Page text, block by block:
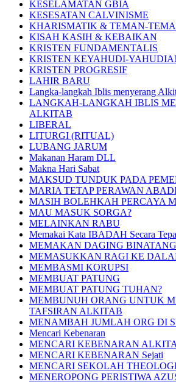
KESELAMATAN GBIA
KESESATAN CALVINISME
KHARISMATIK & TEMAN-
KISAH KASIH & KEBAIKAN
KRISTEN FUNDAMENTALIS
KRISTEN KEYAHUDI-
KRISTEN PROGRESIF
LAHIR BARU
Langka-langkah Iblis menyerang
LANGKAH-LANGKAH IBLIS
ALKITAB
LIBERAL
LITURGI (RITUAL)
LUBANG JARUM
Makanan Haram DLL
Makna Hari Sabat
MAKSUD TUNDUK PADA
MARIA TETAP PERAWAN
MASIH BOLEHKAH PERCAYA
MAU MASUK SORGA?
MELAINKAN RABU
Memakai Kata IBADAH Secara
MEMAKAN DAGING BINATANG
MEMASUKKAN RAGI KE
MEMBASMI KORUPSI
MEMBUAT PATUNG
MEMBUAT PATUNG TUHAN?
MEMBUNUH ORANG UNTUK
TAFSIRAN ALKITAB
MENAMBAH JUMLAH ORG DI
Mencari Kebenaran
MENCARI KEBENARAN
MENCARI KEBENARAN Sejati
MENCARI SEKOLAH
MENEROPONG PERISTIWA